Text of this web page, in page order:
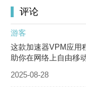
评论
游客
这款加速器VPM应用
助你在网络上自由移动
2025-08-28